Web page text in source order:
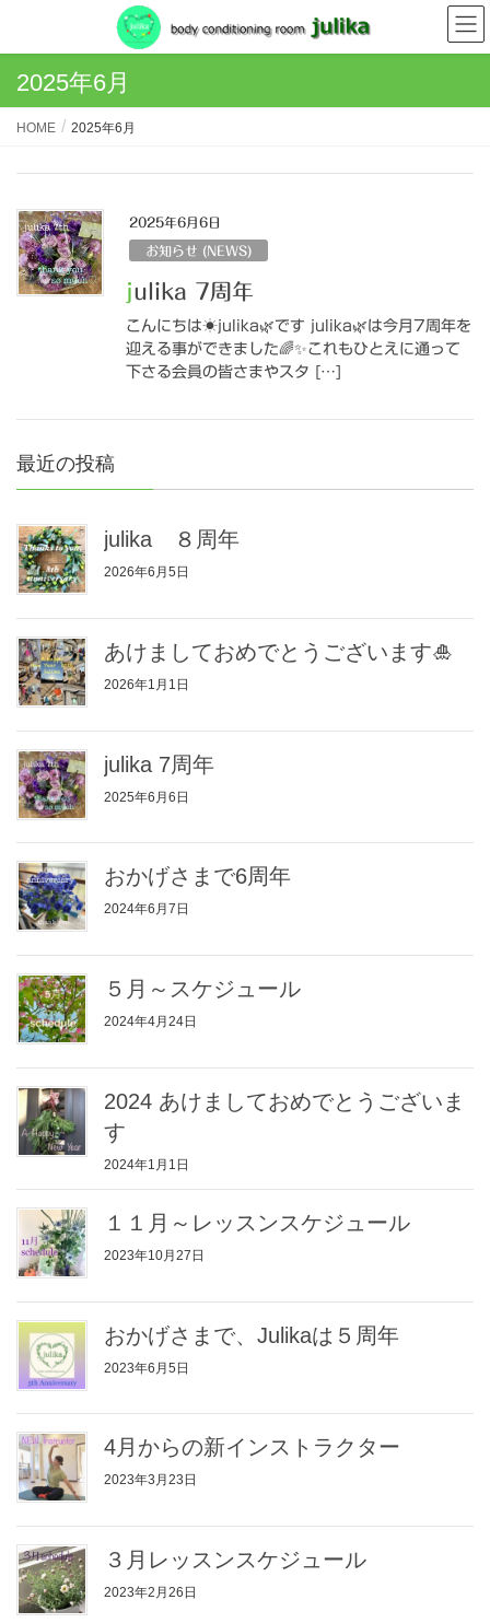
2025年6月
HOME 2025年6月
2025年6月6日
お知らせ (NEWS)
julika 7周年
こんにちは☀️julika🌿です julika🌿は今月7周年を
迎える事ができました🌈✨これもひとえに通って
下さる会員の皆さまやスタ […]
最近の投稿
julika ８周年
2026年6月5日
あけましておめでとうございます🎍
2026年1月1日
julika 7周年
2025年6月6日
おかげさまで6周年
2024年6月7日
５月～スケジュール
2024年4月24日
2024 あけましておめでとうございま
す
2024年1月1日
１１月～レッスンスケジュール
2023年10月27日
おかげさまで、Julikaは５周年
2023年6月5日
4月からの新インストラクター
2023年3月23日
３月レッスンスケジュール
2023年2月26日